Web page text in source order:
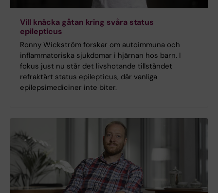
Vill knäcka gåtan kring svåra status
epilepticus
Ronny Wickström forskar om autoimmuna och
inflammatoriska sjukdomar i hjärnan hos barn. I
fokus just nu står det livshotande tillståndet
refraktärt status epilepticus, där vanliga
epilepsimediciner inte biter.